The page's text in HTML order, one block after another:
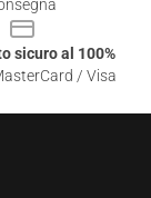
sicuro al 100%
/ Visa